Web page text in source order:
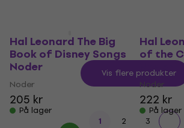
Hal Leonard The Big
Book of Disney Songs
Noder
Noder
205 kr
På lager
Hal
of the
Noder
Noder
222 kr
På lager
Vis flere produkter
1 2 3